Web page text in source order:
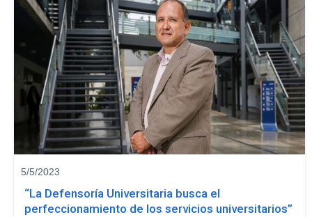
5/5/2023
“La Defensoría Universitaria busca el
perfeccionamiento de los servicios universitarios”